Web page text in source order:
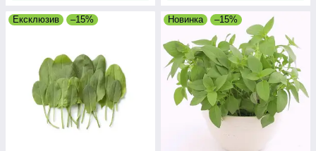
Ексклюзив –15% Новинка –15%